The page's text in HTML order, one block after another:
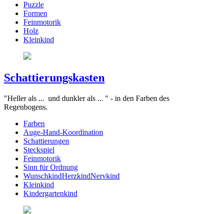
Puzzle
Formen
Feinmotorik
Holz
Kleinkind
Schattierungskasten
"Heller als ... und dunkler als ... " - in den Farben des
Regenbogens.
Farben
Auge-Hand-Koordination
Schattierungen
Steckspiel
Feinmotorik
Sinn für Ordnung
WunschkindHerzkindNervkind
Kleinkind
Kindergartenkind